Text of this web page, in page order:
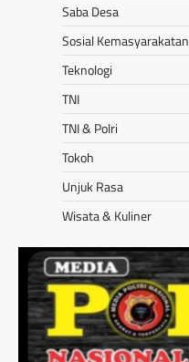
Saba Desa
Sosial Kemasyarakatan
Teknologi
TNI
TNI & Polri
Tokoh
Unjuk Rasa
Wisata & Kuliner